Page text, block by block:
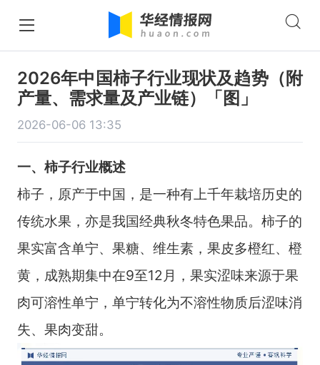
2026年中国柿子行业现状及趋势（附
产量、需求量及产业链）「图」
2026-06-06 13:35
一、柿子行业概述
柿子，原产于中国，是一种有上千年栽培历史的
传统水果，亦是我国经典秋冬特色果品。柿子的
果实富含单宁、果糖、维生素，果皮多橙红、橙
黄，成熟期集中在9至12月，果实涩味来源于果
肉可溶性单宁，单宁转化为不溶性物质后涩味消
失、果肉变甜。